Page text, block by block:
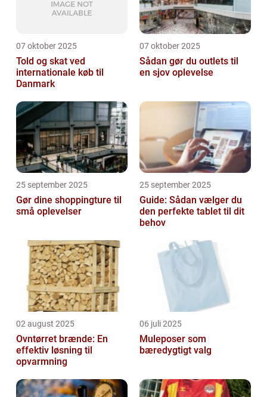
07 oktober 2025
Told og skat ved
internationale køb til
Danmark
07 oktober 2025
Sådan gør du outlets til
en sjov oplevelse
25 september 2025
Gør dine shoppingture til
små oplevelser
25 september 2025
Guide: Sådan vælger du
den perfekte tablet til dit
behov
02 august 2025
Ovntørret brænde: En
effektiv løsning til
opvarmning
06 juli 2025
Muleposer som
bæredygtigt valg